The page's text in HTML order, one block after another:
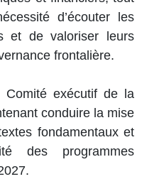
d’écouter les
et de valoriser leurs
frontalière.
exécutif de la
conduire la mise
fondamentaux et
des programmes